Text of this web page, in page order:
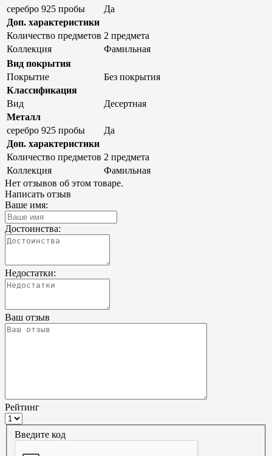
серебро 925 пробы
Да
Доп. характеристики
Количество предметов 2 предмета
Коллекция
Фамильная
Вид покрытия
Покрытие
Без покрытия
Классификация
Вид
Десертная
Металл
серебро 925 пробы
Да
Доп. характеристики
Количество предметов 2 предмета
Коллекция
Фамильная
Нет отзывов об этом товаре.
Написать отзыв
Ваше имя:
Достоинства:
Недостатки:
Ваш отзыв
Рейтинг
Введите код